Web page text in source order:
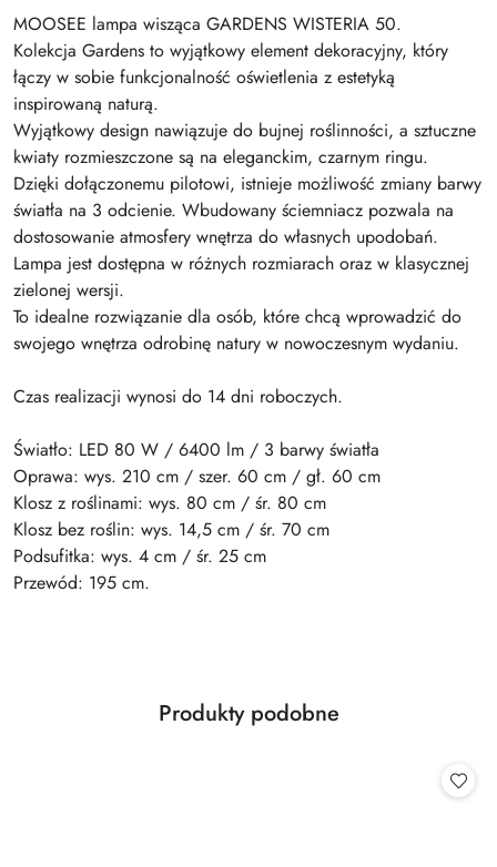
MOOSEE lampa wisząca GARDENS WISTERIA 50.
Kolekcja Gardens to wyjątkowy element dekoracyjny, który
łączy w sobie funkcjonalność oświetlenia z estetyką
inspirowaną naturą.
Wyjątkowy design nawiązuje do bujnej roślinności, a sztuczne
kwiaty rozmieszczone są na eleganckim, czarnym ringu.
Dzięki dołączonemu pilotowi, istnieje możliwość zmiany barwy
światła na 3 odcienie. Wbudowany ściemniacz pozwala na
dostosowanie atmosfery wnętrza do własnych upodobań.
Lampa jest dostępna w różnych rozmiarach oraz w klasycznej
zielonej wersji.
To idealne rozwiązanie dla osób, które chcą wprowadzić do
swojego wnętrza odrobinę natury w nowoczesnym wydaniu.
Czas realizacji wynosi do 14 dni roboczych.
Światło: LED 80 W / 6400 lm / 3 barwy światła
Oprawa: wys. 210 cm / szer. 60 cm / gł. 60 cm
Klosz z roślinami: wys. 80 cm / śr. 80 cm
Klosz bez roślin: wys. 14,5 cm / śr. 70 cm
Podsufitka: wys. 4 cm / śr. 25 cm
Przewód: 195 cm.
Pomiń karuzelę produktów
Produkty
Produkty podobne